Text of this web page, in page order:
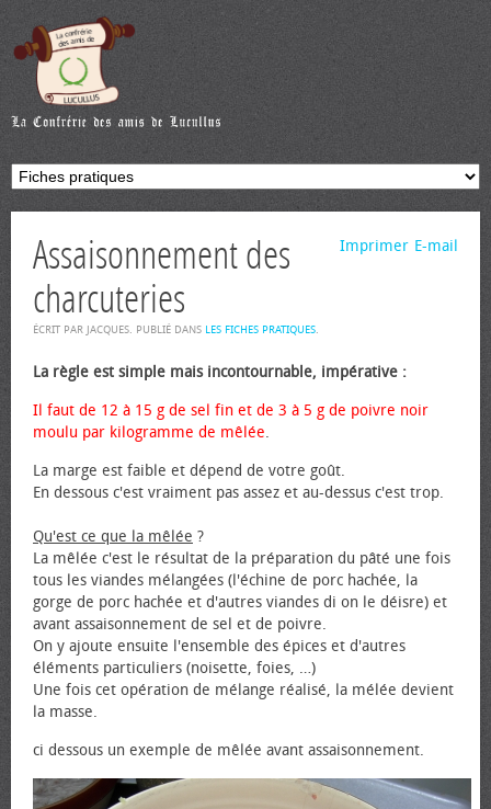
E-mail
Imprimer
Assaisonnement des
charcuteries
ÉCRIT PAR JACQUES. PUBLIÉ DANS LES FICHES PRATIQUES.
La règle est simple mais incontournable, impérative :
Il faut de 12 à 15 g de sel fin et de 3 à 5 g de poivre noir
moulu par kilogramme de mêlée.
La marge est faible et dépend de votre goût.
En dessous c'est vraiment pas assez et au-dessus c'est trop.
Qu'est ce que la mêlée ?
La mêlée c'est le résultat de la préparation du pâté une fois
tous les viandes mélangées (l'échine de porc hachée, la
gorge de porc hachée et d'autres viandes di on le déisre) et
avant assaisonnement de sel et de poivre.
On y ajoute ensuite l'ensemble des épices et d'autres
éléments particuliers (noisette, foies, …)
Une fois cet opération de mélange réalisé, la mélée devient
la masse.
ci dessous un exemple de mêlée avant assaisonnement.